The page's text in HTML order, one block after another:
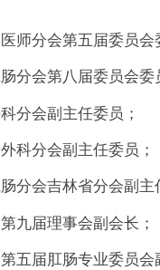
师分会第五届委员会
分会第八届委员会委
分会副主任委员；
科分会副主任委员；
分会吉林省分会副主
九届理事会副会长；
五届肛肠专业委员会